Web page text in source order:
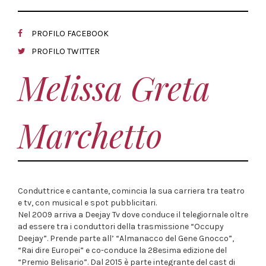
PROFILO FACEBOOK
PROFILO TWITTER
Melissa Greta
Marchetto
Conduttrice e cantante, comincia la sua carriera tra teatro
e tv, con musical e spot pubblicitari.
Nel 2009 arriva a Deejay Tv dove conduce il telegiornale oltre
ad essere tra i conduttori della trasmissione “Occupy
Deejay”. Prende parte all’ “Almanacco del Gene Gnocco”,
“Rai dire Europei” e co-conduce la 28esima edizione del
“Premio Belisario”. Dal 2015 è parte integrante del cast di